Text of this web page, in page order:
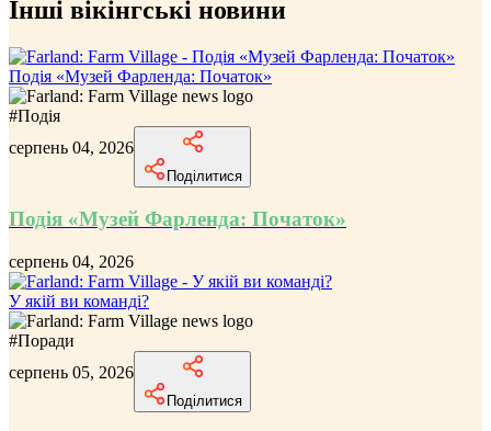
Інші вікінгські новини
Подія «Музей Фарленда: Початок»
#Подія
серпень 04, 2026
Поділитися
Подія «Музей Фарленда: Початок»
серпень 04, 2026
У якій ви команді?
#Поради
серпень 05, 2026
Поділитися